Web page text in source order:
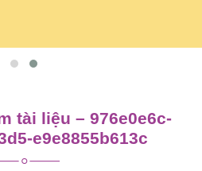
tài liệu – 976e0e6c-
e9e8855b613c